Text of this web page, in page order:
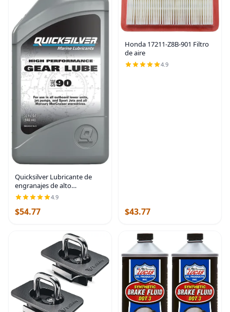
Quicksilver Lubricante de
engranajes de alto
rendimiento SAE 90 para
fueraborda y accionamientos
de popa, 32 oz | Extreme
4.9
$54.77
Honda 17211-Z8B-901 Filtro
de aire
4.9
$43.77